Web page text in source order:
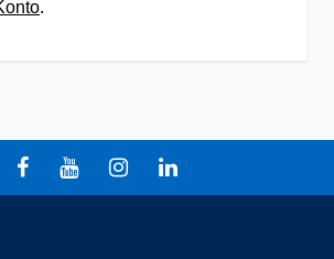
.